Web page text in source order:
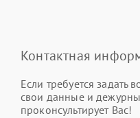
Контактная
Если требуется задать
свои данные и
проконсультирует Вас!